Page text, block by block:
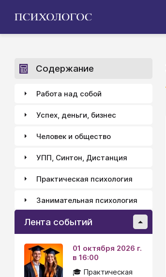
Содержание
Работа над собой
Успех, деньги, бизнес
Человек и общество
УПП, Синтон, Дистанция
Практическая психология
Занимательная психология
Лента событий
01 октября 2026 г.
в 16:00
🎓 Практическая